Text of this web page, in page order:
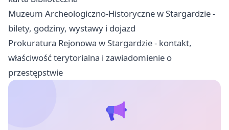
Muzeum Archeologiczno-Historyczne w Stargardzie -
bilety, godziny, wystawy i dojazd
Prokuratura Rejonowa w Stargardzie - kontakt,
właściwość terytorialna i zawiadomienie o
przestępstwie